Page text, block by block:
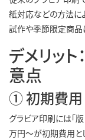
紙対応などの方法に
試作や季節限定商品
デメリッ
意点
① 初期費用
グラビア印刷には「
万円〜が初期費用と